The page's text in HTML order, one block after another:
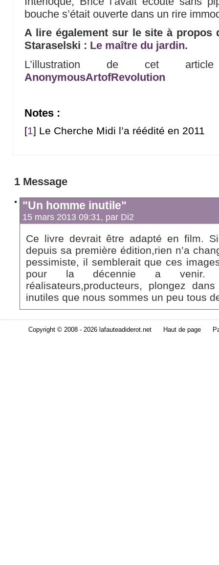
bouche s’était ouverte dans un rire
A lire également sur le site à propos
Staraselski : Le maître du jardin.
L’illustration de cet
AnonymousArtofRevolution
Notes :
[1] Le Cherche Midi l’a réédité en 2011
1 Message
"Un homme inutile"
15 mars 2013 09:31, par Di2
Ce livre devrait être adapté en film.
depuis sa première édition,rien n’a
pessimiste, il semblerait que ces
pour la décennie a venir.
réalisateurs,producteurs, plongez
inutiles que nous sommes un peu tous
Copyright © 2008 - 2026 lafauteadiderot.net Haut de page